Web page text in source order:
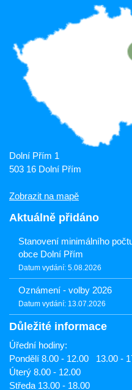
Dolní Přím 1
503 16 Dolní Přím
Zobrazit na mapě
Aktuálně přidáno
Stanovení minimálního
obce Dolní Přím
Datum vydání: 5.08.2026
Oznámení - volby 2026
Datum vydání: 13.07.2026
Důležité informace
Úřední hodiny:
Pondělí 8.00 - 12.00 13.00 -
Úterý 8.00 - 12.00
Středa 13.00 - 18.00